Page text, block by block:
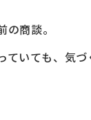
商談。
いても、気